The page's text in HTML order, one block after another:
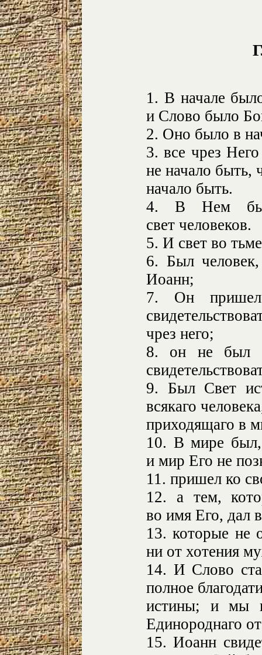
1. В начале
и Слово было
2. Оно было в
3. все чрез
не начало быть,
начало быть.
4. В Нем
свет человеков.
5. И свет во
6. Был
Иоанн;
7. Он пришел
чрез него;
8. он не был
9. Был Свет
всякаго
приходящаго в
10. В мире
и мир Его не
11. пришел ко
12. а тем,
во имя Его, дал
13. которые не
ни от хотения
14. И Слово
полное
истины; и мы
Единороднаго
15. Иоанн